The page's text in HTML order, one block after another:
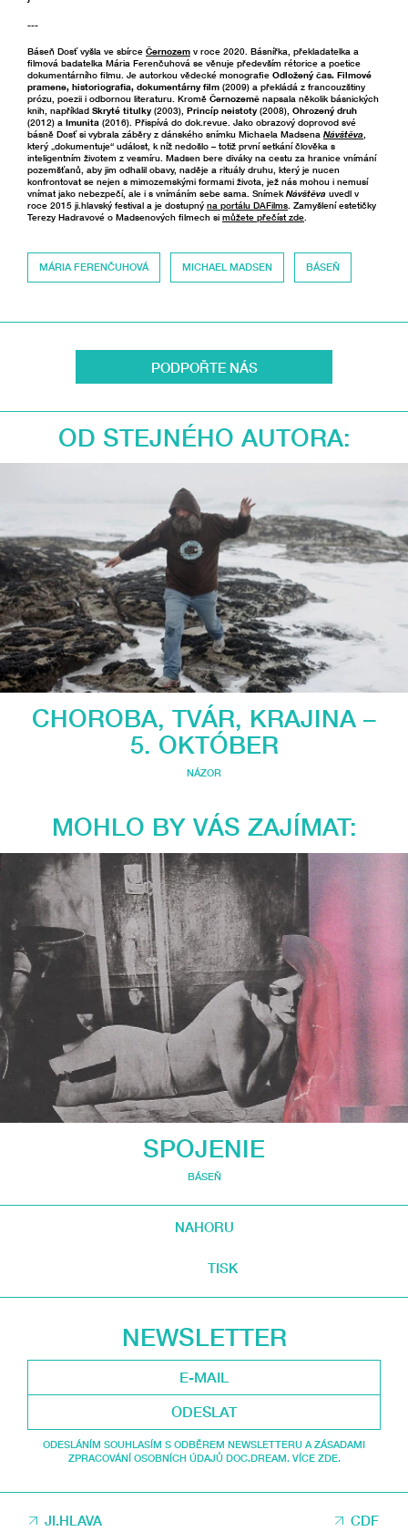
---
Báseň Dosť vyšla ve sbírce Černozem v roce 2020. Básnířka, překladatelka a
filmová badatelka Mária Ferenčuhová se věnuje především rétorice a poetice
dokumentárního filmu. Je autorkou vědecké monografie Odložený čas. Filmové
pramene, historiografia, dokumentárny film (2009) a překládá z francouzštiny
prózu, poezii i odbornou literaturu. Kromě Černozemě napsala několik básnických
knih, například Skryté titulky (2003), Princíp neistoty (2008), Ohrozený druh
(2012) a Imunita (2016). Přispívá do dok.revue. Jako obrazový doprovod své
básně Dosť si vybrala záběry z dánského snímku Michaela Madsena Návštěva
který „dokumentuje“ událost, k níž nedošlo – totiž první setkání člověka s
inteligentním životem z vesmíru. Madsen bere diváky na cestu za hranice vnímání
pozemšťanů, aby jim odhalil obavy, naděje a rituály druhu, který je nucen
konfrontovat se nejen s mimozemskými formami života, jež nás mohou i nemusí
vnímat jako nebezpečí, ale i s vnímáním sebe sama. Snímek Návštěva uvedl v
roce 2015 ji.hlavský festival a je dostupný na portálu DAFilms . Zamyšlení estetičky
Terezy Hadravové o Madsenových filmech si můžete přečíst zde
MÁRIA FERENČUHOVÁ MICHAEL MADSEN BÁSEŇ
PODPOŘTE NÁS
OD STEJNÉHO AUTORA:
CHOROBA, TVÁR, KRAJINA –
5. OKTÓBER
NÁZOR
MOHLO BY VÁS ZAJÍMAT:
SPOJENIE
BÁSEŇ
NAHORU
TISK
NEWSLETTER
ODESLAT
ODESLÁNÍM SOUHLASÍM S ODBĚREM NEWSLETTERU A ZÁSADAMI
ZPRACOVÁNÍ OSOBNÍCH ÚDAJŮ DOC.DREAM. VÍCE ZDE.
JI.HLAVA CDF